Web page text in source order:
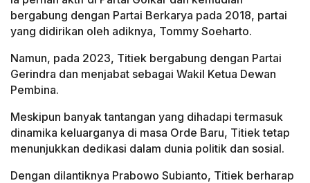
bergabung dengan Partai Berkarya pada 2018, partai
yang didirikan oleh adiknya, Tommy Soeharto.
Namun, pada 2023, Titiek bergabung dengan Partai
Gerindra dan menjabat sebagai Wakil Ketua Dewan
Pembina.
Meskipun banyak tantangan yang dihadapi termasuk
dinamika keluarganya di masa Orde Baru, Titiek tetap
menunjukkan dedikasi dalam dunia politik dan sosial.
Dengan dilantiknya Prabowo Subianto, Titiek berharap